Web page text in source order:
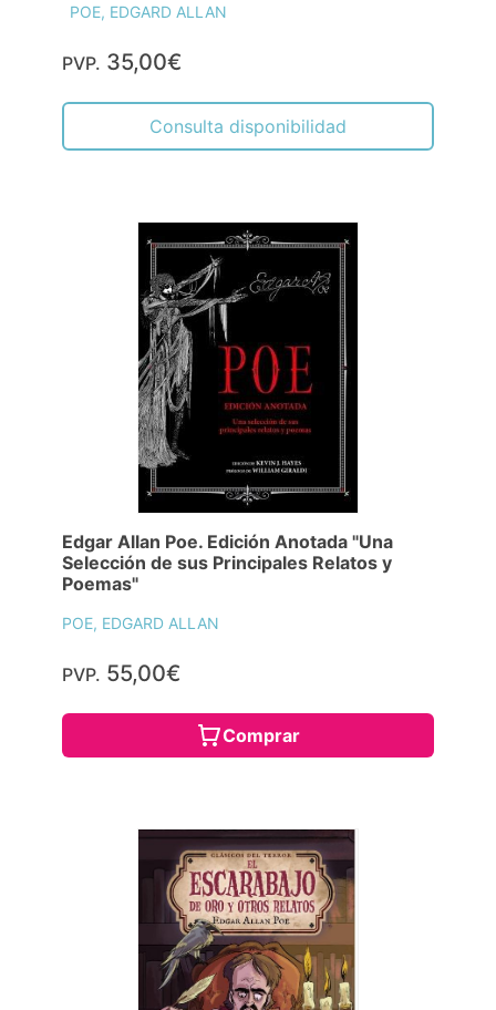
POE, EDGARD ALLAN
PVP. 35,00€
Consulta disponibilidad
Edgar Allan Poe. Edición Anotada "Una
Selección de sus Principales Relatos y
Poemas"
POE, EDGARD ALLAN
PVP. 55,00€
Comprar